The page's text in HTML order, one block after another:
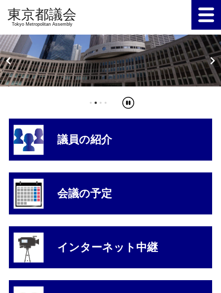
Tokyo Metropolitan Assembly
議員の紹介
会議の予定
インターネット 中継